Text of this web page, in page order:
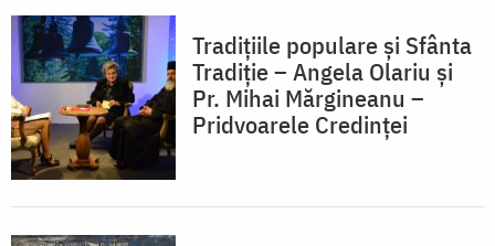
Tradițiile populare și Sfânta
Tradiție – Angela Olariu și
Pr. Mihai Mărgineanu –
Pridvoarele Credinței